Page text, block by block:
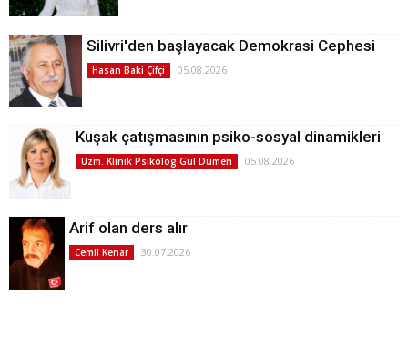
Silivri'den başlayacak Demokrasi Cephesi
Hasan Baki Çifçi 05.08.2026
Kuşak çatışmasının psiko-sosyal dinamikleri
Uzm. Klinik Psikolog Gül Dümen 05.08.2026
Arif olan ders alır
Cemil Kenar 30.07.2026